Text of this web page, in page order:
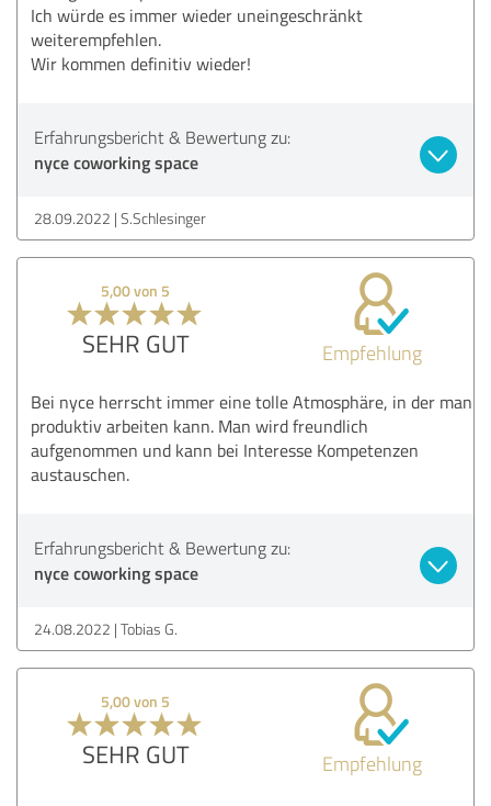
Ich würde es immer wieder uneingeschränkt
weiterempfehlen.
Wir kommen definitiv wieder!
Erfahrungsbericht & Bewertung zu:
nyce coworking space
28.09.2022 S.Schlesinger
5,00 von 5
SEHR GUT Empfehlung
Bei nyce herrscht immer eine tolle Atmosphäre, in der man
produktiv arbeiten kann. Man wird freundlich
aufgenommen und kann bei Interesse Kompetenzen
austauschen.
Erfahrungsbericht & Bewertung zu:
nyce coworking space
24.08.2022 Tobias G.
5,00 von 5
SEHR GUT Empfehlung